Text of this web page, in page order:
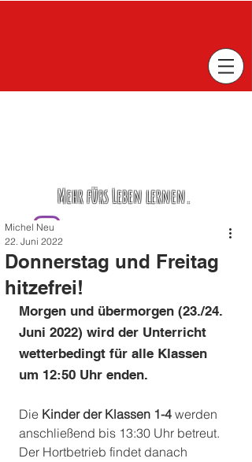
Mehr fürs Leben lernen.
Donnerstag und Freitag
hitzefrei!
Michel Neu
22. Juni 2022
Morgen und übermorgen (23./24.
Juni 2022) wird der Unterricht
wetterbedingt für alle Klassen
um 12:50 Uhr enden.
Die Kinder der Klassen 1-4 werden
anschließend bis 13:30 Uhr betreut.
Der Hortbetrieb findet danach